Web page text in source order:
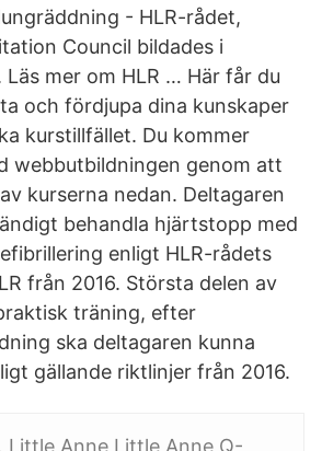
- HLR-rådet,
Council bildades i
mer om HLR … Här får du
och fördjupa dina kunskaper
kurstillfället. Du kommer
webbutbildningen genom att
kurserna nedan. Deltagaren
behandla hjärtstopp med
enligt HLR-rådets
från 2016. Största delen av
träning, efter
ska deltagaren kunna
gällande riktlinjer från 2016.
Little Anne Little Anne Q-